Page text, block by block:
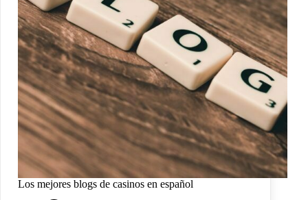
Los mejores blogs de casinos en español